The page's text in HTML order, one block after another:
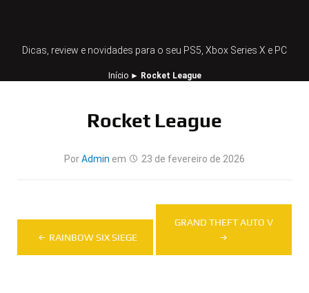
Dicas, review e novidades para o seu PS5, Xbox Series X e PC
Início► Rocket League
Rocket League
PorAdmin em 23 de fevereiro de 2026
Navegação
de RAINBOW SIX SIEGE
GRAND THEFT AUTO V